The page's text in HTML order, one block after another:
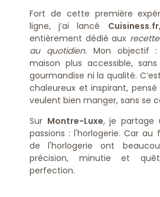
Fort de cette première
ligne, j’ai lancé Cuisiness.fr
entièrement dédié aux
au quotidien. Mon objectif :
maison plus accessible,
gourmandise ni la qualité.
chaleureux et inspirant,
veulent bien manger, sans se
Sur Montre-Luxe, je partage
passions : l'horlogerie. Car au
de l'horlogerie ont
précision, minutie et
perfection.